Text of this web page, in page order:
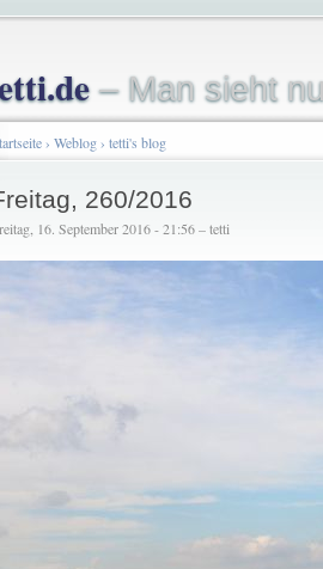
– Man sieht
› Weblog› tetti's blog
260/2016
16. September 2016 - 21:56 – tetti